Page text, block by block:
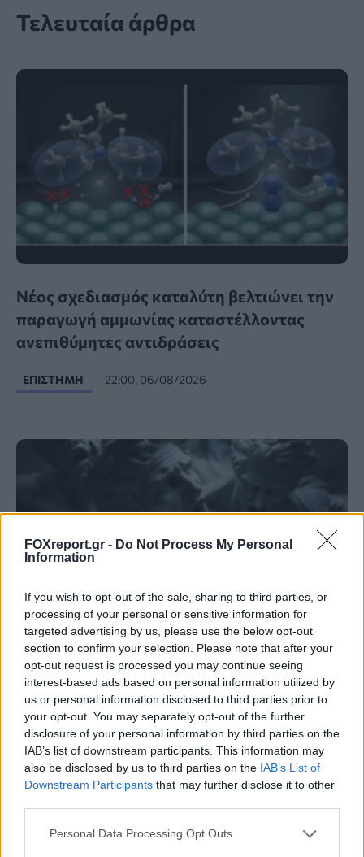
FOXreport.gr - Do Not Process My Personal
Information
If you wish to opt-out of the sale, sharing to third parties, or
processing of your personal or sensitive information for
targeted advertising by us, please use the below opt-out
section to confirm your selection. Please note that after your
opt-out request is processed you may continue seeing
interest-based ads based on personal information utilized by
us or personal information disclosed to third parties prior to
your opt-out. You may separately opt-out of the further
disclosure of your personal information by third parties on the
IAB’s list of downstream participants. This information may
also be disclosed by us to third parties on the IAB’s List of
Downstream Participants that may further disclose it to other
Personal Data Processing Opt Outs
Τελευταία άρθρα
Νέος σχεδιασμός καταλύτη βελτιώνει την
παραγωγή αμμωνίας καταστέλλοντας
ανεπιθύμητες αντιδράσεις
ΕΠΙΣΤΉΜΗ 22:00, 06/08/2026
Κουίζ: Πόσο καλά γνωρίζετε την ελληνική
μυθολογία; Μπορείτε να κάνετε το 3 στα 3;
ΨΥΧΑΓΩΓΊΑ 21:00, 06/08/2026